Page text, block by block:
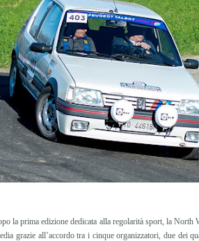
la prima edizione dedicata alla regolarità sport, la North
grazie all’accordo tra i cinque organizzatori, due dei